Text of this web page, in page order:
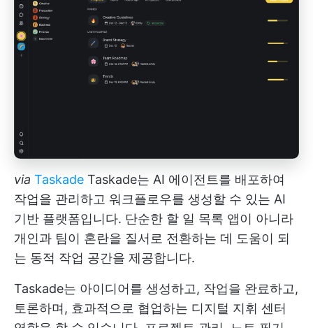
via Taskade Taskade는 AI 에이전트를 배포하여
작업을 관리하고 워크플로우를 생성할 수 있는 AI
기반 플랫폼입니다. 단순한 할 일 목록 앱이 아니라
개인과 팀이 혼란을 질서로 전환하는 데 도움이 되
는 동적 작업 공간을 제공합니다.
Taskade는 아이디어를 생성하고, 작업을 완료하고,
토론하며, 효과적으로 협업하는 디지털 지휘 센터